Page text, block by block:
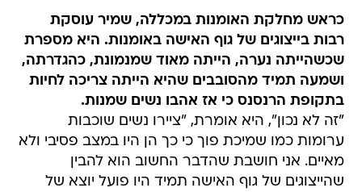
כראש מחלקת האומנות במכללה, שמיר עוסקת
רבות בייצוגים של גוף האישה באומנות. היא מספרת
שכשהייתה נערה, הייתה מאוד שמנמונת, כהגדרתה,
ושמעה תמיד מהסובבים שהיא הייתה צריכה לחיות
בתקופת הרנסנס כי אז אהבו נשים שמנות.
"זה לא נכון", היא אומרת, "ציירו נשים שוכבות
ערומות כמו שמיכת פוך כי כך הן היו במצב פסיבי ולא
מאיים. אני חושבת שהדבר החשוב הוא להבין
שהייצוגים של גוף האישה תמיד היו פועל יוצא של